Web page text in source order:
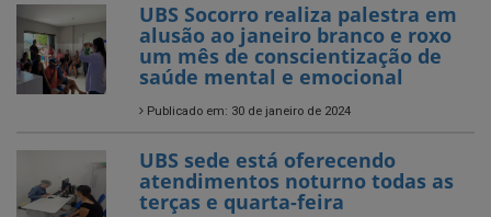
UBS Socorro realiza palestra em
alusão ao janeiro branco e roxo
um mês de conscientização de
saúde mental e emocional
Publicado em: 30 de janeiro de 2024
UBS sede está oferecendo
atendimentos noturno todas as
terças e quarta-feira